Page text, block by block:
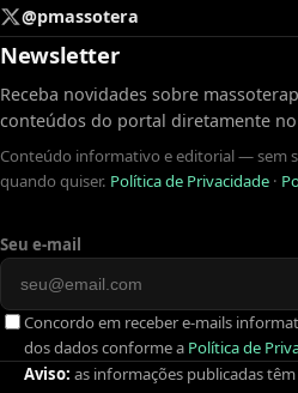
@pmassotera
Newsletter
Receba novidades sobre
conteúdos do portal diretamente
Conteúdo informativo e editorial — sem
quando quiser. Política de Privacidade ·
Seu e-mail
Concordo em receber e-mails
dos dados conforme a Política de
Aviso: as informações publicadas